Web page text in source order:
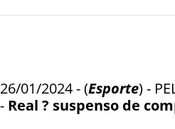
26/01/2024 - (Esporte) -
- Real ? suspenso de